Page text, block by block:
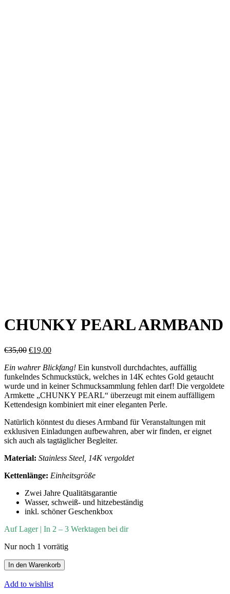
CHUNKY PEARL ARMBAND
€35,00 Ursprünglicher
war:
€35,00
€19,00Aktueller
ist:
€19,00.
Ein wahrer Blickfang! Ein kunstvoll durchdachtes, auffällig
funkelndes Schmuckstück, welches in 14K echtes Gold getaucht
wurde und in keiner Schmucksammlung fehlen darf! Die vergoldete
Armkette „CHUNKY PEARL“ überzeugt mit einem auffälligem
Kettendesign kombiniert mit einer eleganten Perle.
Natürlich könntest du dieses Armband für Veranstaltungen mit
exklusiven Einladungen aufbewahren, aber wir finden, er eignet
sich auch als tagtäglicher Begleiter.
Material: Stainless Steel, 14K vergoldet
Kettenlänge: Einheitsgröße
Zwei Jahre Qualitätsgarantie
Wasser, schweiß- und hitzebeständig
inkl. schöner Geschenkbox
Auf Lager | In 2 – 3 Werktagen bei dir
Nur noch 1 vorrätig
In den Warenkorb
Add to wishlist